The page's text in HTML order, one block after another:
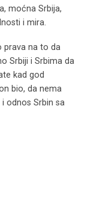
moćna Srbija,
i mira.
prava na to da
Srbiji i Srbima da
kad god
bio, da nema
odnos Srbin sa